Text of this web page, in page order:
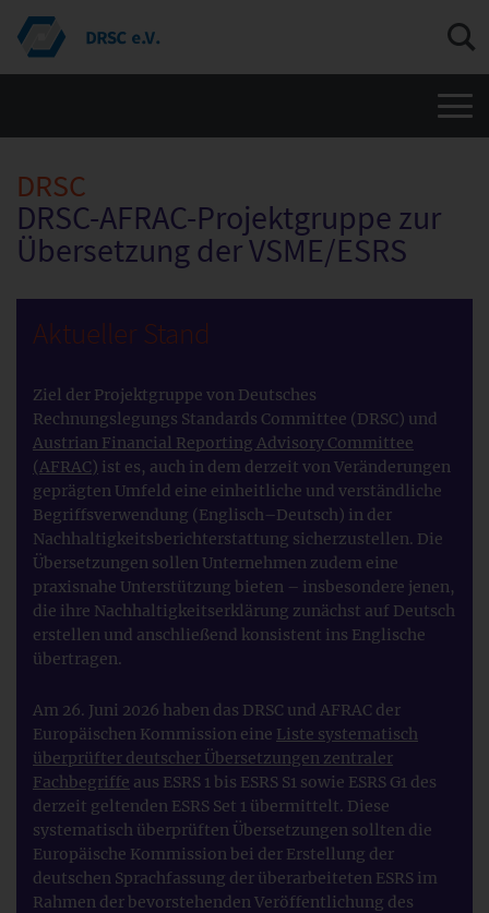
DRSC
DRSC-AFRAC-Projektgruppe zur
Übersetzung der VSME/ESRS
Aktueller Stand
Ziel der Projektgruppe von Deutsches
Rechnungslegungs Standards Committee (DRSC) und
Austrian Financial Reporting Advisory Committee
(AFRAC) ist es, auch in dem derzeit von Veränderungen
geprägten Umfeld eine einheitliche und verständliche
Begriffsverwendung (Englisch–Deutsch) in der
Nachhaltigkeitsberichterstattung sicherzustellen. Die
Übersetzungen sollen Unternehmen zudem eine
praxisnahe Unterstützung bieten – insbesondere jenen,
die ihre Nachhaltigkeitserklärung zunächst auf Deutsch
erstellen und anschließend konsistent ins Englische
übertragen.
Am 26. Juni 2026 haben das DRSC und AFRAC der
Europäischen Kommission eine Liste systematisch
überprüfter deutscher Übersetzungen zentraler
Fachbegriffe aus ESRS 1 bis ESRS S1 sowie ESRS G1 des
derzeit geltenden ESRS Set 1 übermittelt. Diese
systematisch überprüften Übersetzungen sollten die
Europäische Kommission bei der Erstellung der
deutschen Sprachfassung der überarbeiteten ESRS im
Rahmen der bevorstehenden Veröffentlichung des